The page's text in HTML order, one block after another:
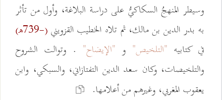
وسيطر المنهجُ السكاكيُّ على دراسة البلاغة، وأول من تأثر
به بدر الدين بن مالك، ثم تلاه الخطيب القزويني(-739هـ)
في كتابيه "التلخيص" و "الإيضاح" . وتوالت الشروح
والتلخيصات، وكان سعد الدين التفتازاني، والسبكي، وابن
يعقوب المغربي، وغيرهم من أعلامها.